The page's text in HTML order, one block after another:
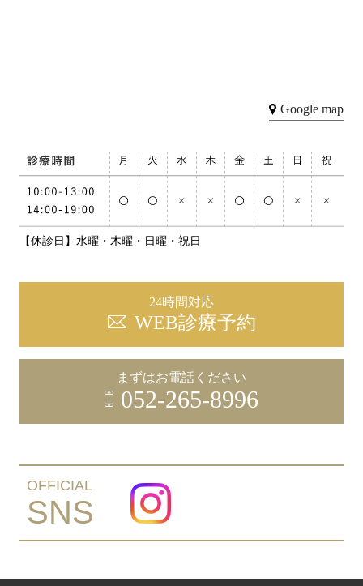
Google map
【休診日】水曜・木曜・日曜・祝日
24時間対応
WEB診療予約
まずはお電話ください
052-265-8996
OFFICIAL
SNS